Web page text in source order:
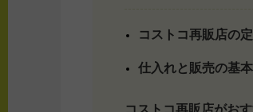
コストコ再販店の
仕入れと販売の基